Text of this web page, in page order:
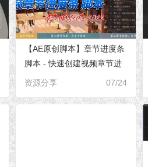
【AE原创脚本】章节进度条
脚本 - 快速创建视频章节进
度条的工具
资源分享 07/24